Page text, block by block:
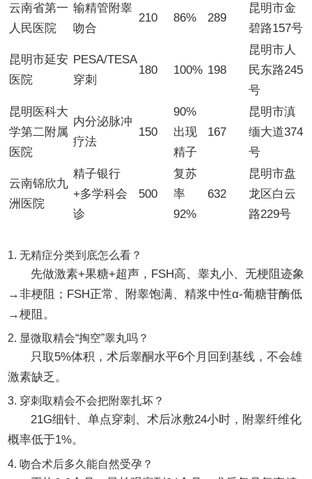
云南省第一
人民医院
输精管附睾
吻合
210 86% 289
昆明市金
碧路157号
昆明市延安
医院
PESA/TESA
穿刺
180 100% 198
昆明市人
民东路245
号
昆明医科大
学第二附属
医院
内分泌脉冲
疗法
150
90%
出现
精子
167
昆明市滇
缅大道374
号
云南锦欣九
洲医院
精子银行
+多学科会
诊
500
复苏
率
92%
632
昆明市盘
龙区白云
路229号
1. 无精症分类到底怎么看？
先做激素+果糖+超声，FSH高、睾丸小、无梗阻迹象
→非梗阻；FSH正常、附睾饱满、精浆中性α-葡糖苷酶低
→梗阻。
2. 显微取精会“掏空”睾丸吗？
只取5%体积，术后睾酮水平6个月回到基线，不会雄
激素缺乏。
3. 穿刺取精会不会把附睾扎坏？
21G细针、单点穿刺、术后冰敷24小时，附睾纤维化
概率低于1%。
4. 吻合术后多久能自然受孕？